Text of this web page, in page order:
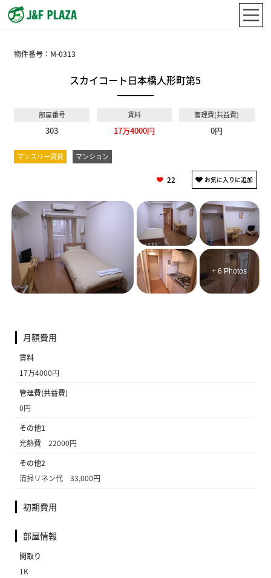
物件番号： M-0313
スカイコート日本橋人形町第5
部屋番号
303
賃料
17万4000円
管理費(共益費)
0円
マンスリー賃貸 マンション
22
+ 6 Photos
月額費用
賃料
17万4000円
管理費(共益費)
0円
その他1
光熱費 22000円
その他2
清掃リネン代 33,000円
初期費用
部屋情報
間取り
1K